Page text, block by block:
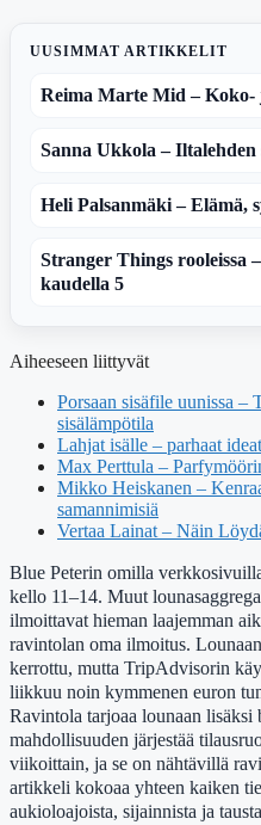
UUSIMMAT ARTIKKELIT
Reima Marte Mid – Koko-
Sanna Ukkola –
Heli Palsanmäki – Elämä,
Stranger Things rooleissa
kaudella 5
Aiheeseen liittyvät
Porsaan sisäfile uunissa –
sisälämpötila
Lahjat isälle – parhaat
Max Perttula –
Mikko Heiskanen –
samannimisiä
Vertaa Lainat – Näin
Blue Peterin omilla
kello 11–14. Muut
ilmoittavat hieman laajemman
ravintolan oma ilmoitus.
kerrottu, mutta TripAdvisorin
liikkuu noin kymmenen euron
Ravintola tarjoaa lounaan lisäksi
mahdollisuuden järjestää
viikoittain, ja se on nähtävillä
artikkeli kokoaa yhteen kaiken
aukioloajoista, sijainnista ja